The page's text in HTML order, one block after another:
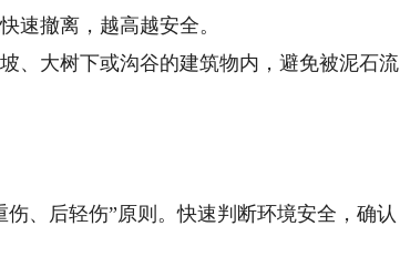
速撤离，越高越安全。
大树下或沟谷的建筑物内，避免被泥石流
、后轻伤”原则。快速判断环境安全，确认